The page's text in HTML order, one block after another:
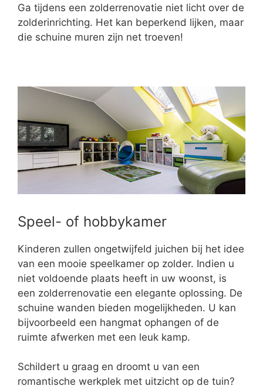
Ga tijdens een zolderrenovatie niet licht over de
zolderinrichting. Het kan beperkend lijken, maar
die schuine muren zijn net troeven!
Speel- of hobbykamer
Kinderen zullen ongetwijfeld juichen bij het idee
van een mooie speelkamer op zolder. Indien u
niet voldoende plaats heeft in uw woonst, is
een zolderrenovatie een elegante oplossing. De
schuine wanden bieden mogelijkheden. U kan
bijvoorbeeld een hangmat ophangen of de
ruimte afwerken met een leuk kamp.
Schildert u graag en droomt u van een
romantische werkplek met uitzicht op de tuin?